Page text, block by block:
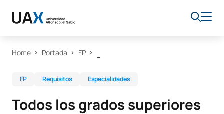
Home Portada FP
FP Requisitos Especialidades
Todos los grados superiores